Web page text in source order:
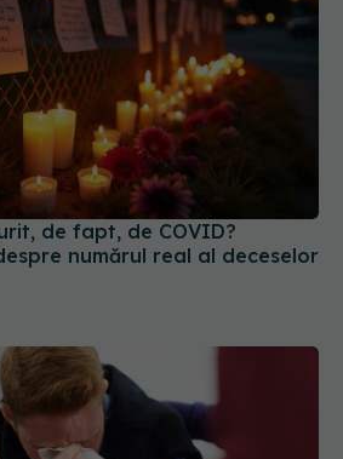
de fapt, de COVID?
numărul real al deceselor